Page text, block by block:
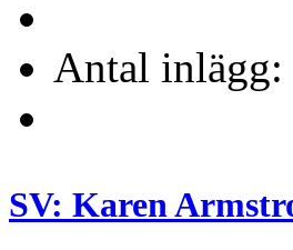
Antal inlägg:
SV: Karen